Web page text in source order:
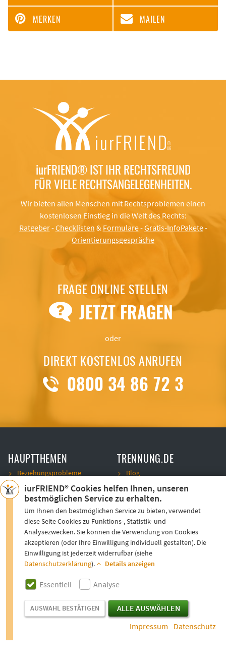
MERKEN MAILEN
iurFRIEND®IST IHR RECHTSFREUND
FÜR VIELE RECHTSANGELEGENHEITEN.
Wir bieten allen Menschen mit Rechtsproblemen einen
kostenlosen Einstieg in die Welt des Rechts:
Ratgeber-Checklisten & Formulare-Gratis-InfoPakete-
Orientierungsgespräche
FRAGE ONLINE STELLEN
JETZT FRAGEN
oder
DIREKT KOSTENLOS ANRUFEN
0800 34 86 72 3
HAUPTTHEMEN
Beziehungsprobleme
Trennung
Unterhalt
Scheidung
TRENNUNG.DE
Blog
Kontakt
Team
Unternehmen
SICHERHEIT
AGB
Datenschutz
Impressum
Sitemap
VERTRAUEN
Kundenmeinungen
*) Alle juristischen Tätigkeiten erfolgen durch handverlesene Anwälte
iurFRIEND® Cookies helfen Ihnen, unseren
bestmöglichen Service zu erhalten.
Um Ihnen den bestmöglichen Service zu bieten, verwendet
diese Seite Cookies zu Funktions-, Statistik- und
Analysezwecken. Sie können die Verwendung von Cookies
akzeptieren (oder Ihre Einwilligung individuell gestalten). Die
Einwilligung ist jederzeit widerrufbar (siehe
Datenschutzerklärung). Details anzeigen
ESSENTIELL
über bestimmte Aktionen von Ihnen. Wenn Sie z.B. als Nutzer
unsere Formularfelder ausfüllen und nach Aufruf von
anderen Webseiten wieder das gleiche Formularfeld öffnen,
Essentiell Analyse
AUSWAHL BESTÄTIGEN ALLE AUSWÄHLEN
Impressum Datenschutz